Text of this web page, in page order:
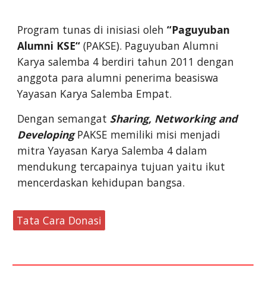
Program tunas di inisiasi oleh“Paguyuban
Alumni KSE“ (PAKSE). Paguyuban Alumni
Karya salemba 4 berdiri tahun 2011 dengan
anggota para alumni penerima beasiswa
Yayasan Karya Salemba Empat.
Dengan semangat Sharing, Networking and
Developing PAKSE memiliki misi menjadi
mitra Yayasan Karya Salemba 4 dalam
mendukung tercapainya tujuan yaitu ikut
mencerdaskan kehidupan bangsa.
Tata Cara Donasi